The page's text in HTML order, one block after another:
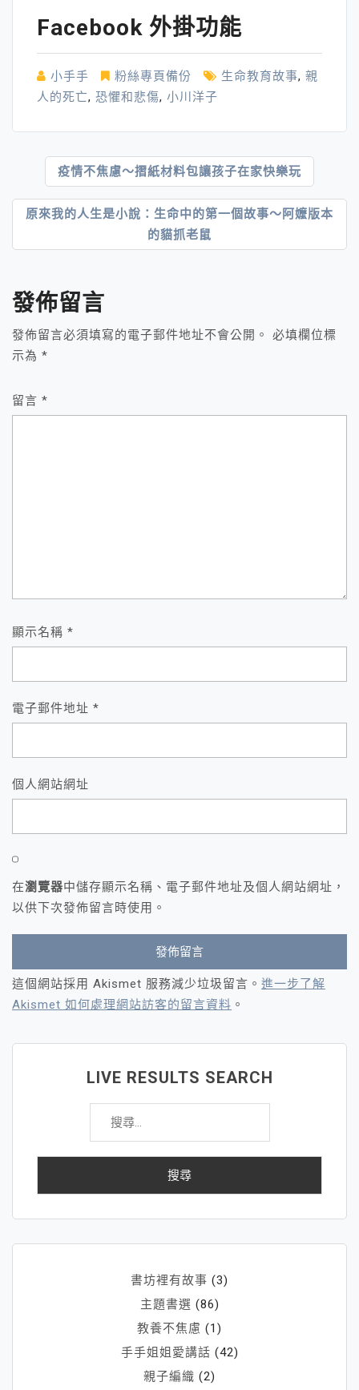
Facebook 外掛功能
小手手 粉絲專頁備份 生命教育故事, 親
人的死亡, 恐懼和悲傷, 小川洋子
章
疫情不焦慮～摺紙材料包讓孩子在家快樂玩
原來我的人生是小說：生命中的第一個故事～阿嬤版本
的貓抓老鼠
發佈留言
發佈留言必須填寫的電子郵件地址不會公開。
必填欄位標
示為 *
留言 *
顯示名稱 *
電子郵件地址 *
個人網站網址
在瀏覽器中儲存顯示名稱、電子郵件地址及個人網站網址，
以供下次發佈留言時使用。
這個網站採用 Akismet 服務減少垃圾留言。 進一步了解
Akismet 如何處理網站訪客的留言資料 。
LIVE RESULTS SEARCH
搜
關
書坊裡有故事 (3)
主題書選 (86)
教養不焦慮 (1)
手手姐姐愛講話 (42)
親子編織 (2)